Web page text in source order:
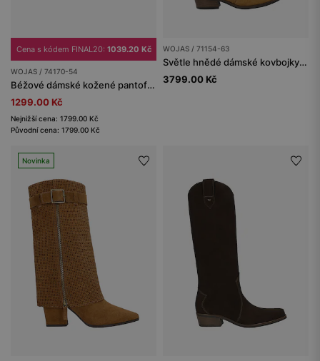
Cena s kódem FINAL20: 1039.20 Kč
WOJAS / 74170-54
Béžové dámské kožené pantofle s kovovou ozdobou
1299.00 Kč
Nejnižší cena: 1799.00 Kč
Původní cena: 1799.00 Kč
WOJAS / 71154-63
Světle hnědé dámské kovbojky bez šněrování
3799.00 Kč
Novinka